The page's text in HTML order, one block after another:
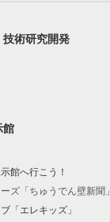
技術研究開発
館
館へ行こう！
ズ「ちゅうでん壁新聞」
「エレキッズ」